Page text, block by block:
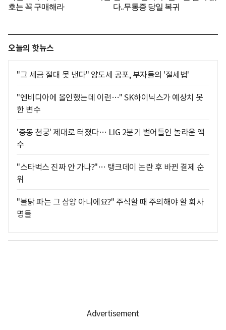
오늘의 핫뉴스
"그 세금 절대 못 낸다" 양도세 공포, 부자들의 '절세법'
"엔비디아에 올인했는데 이런…" SK하이닉스가 예상치 못
한 변수
'중동 천궁' 제대로 터졌다… LIG 2분기 벌어들인 놀라운 액
수
"스타벅스 진짜 안 가나?"… 탱크데이 논란 후 바뀐 결제 순
위
"불닭 파는 그 삼양 아니에요?" 주식할 때 주의해야 할 회사
명들